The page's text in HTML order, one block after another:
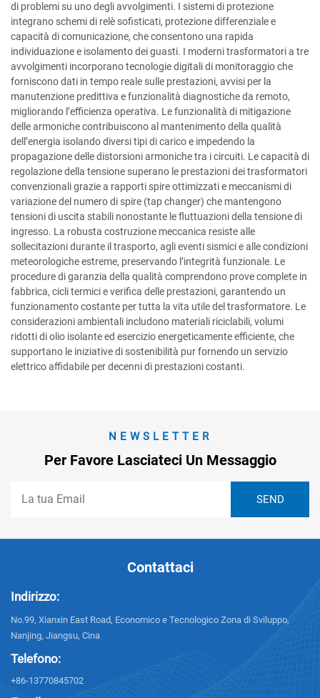
di problemi su uno degli avvolgimenti. I sistemi di protezione
integrano schemi di relè sofisticati, protezione differenziale e
capacità di comunicazione, che consentono una rapida
individuazione e isolamento dei guasti. I moderni trasformatori a tre
avvolgimenti incorporano tecnologie digitali di monitoraggio che
forniscono dati in tempo reale sulle prestazioni, avvisi per la
manutenzione predittiva e funzionalità diagnostiche da remoto,
migliorando l’efficienza operativa. Le funzionalità di mitigazione
delle armoniche contribuiscono al mantenimento della qualità
dell’energia isolando diversi tipi di carico e impedendo la
propagazione delle distorsioni armoniche tra i circuiti. Le capacità di
regolazione della tensione superano le prestazioni dei trasformatori
convenzionali grazie a rapporti spire ottimizzati e meccanismi di
variazione del numero di spire (tap changer) che mantengono
tensioni di uscita stabili nonostante le fluttuazioni della tensione di
ingresso. La robusta costruzione meccanica resiste alle
sollecitazioni durante il trasporto, agli eventi sismici e alle condizioni
meteorologiche estreme, preservando l’integrità funzionale. Le
procedure di garanzia della qualità comprendono prove complete in
fabbrica, cicli termici e verifica delle prestazioni, garantendo un
funzionamento costante per tutta la vita utile del trasformatore. Le
considerazioni ambientali includono materiali riciclabili, volumi
ridotti di olio isolante ed esercizio energeticamente efficiente, che
supportano le iniziative di sostenibilità pur fornendo un servizio
elettrico affidabile per decenni di prestazioni costanti.
NEWSLETTER
Per Favore Lasciateci Un Messaggio
Contattaci
Indirizzo:
No.99, Xianxin East Road, Economico e Tecnologico Zona di Sviluppo,
Nanjing, Jiangsu, Cina
Telefono:
+86-13770845702